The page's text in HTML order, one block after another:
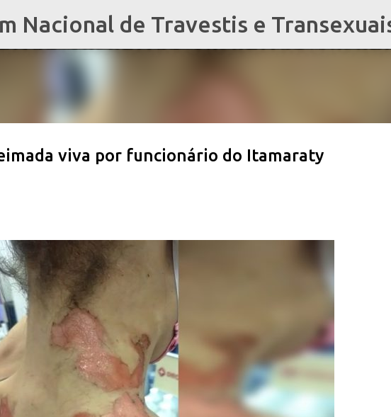
Pular para o conteúdo principal
Nacional de Travestis e
viva por funcionário do Itamaraty